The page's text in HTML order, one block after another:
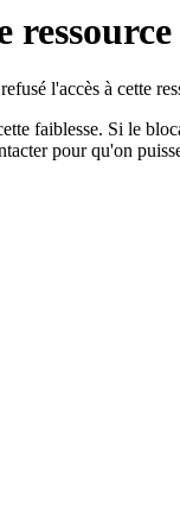
l'accès à cette
faiblesse. Si le
pour qu'on